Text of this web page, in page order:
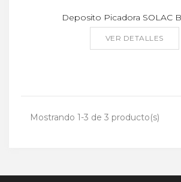
Deposito Picadora SOLAC
VER DETALLES
Mostrando 1-3 de 3 producto(s)